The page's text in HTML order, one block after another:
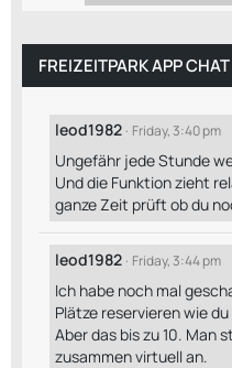
FREIZEITPARK APP
leod1982 Friday, 3:40 pm
Ungefähr jede Stunde
Und die Funktion zieht
ganze Zeit prüft ob du
leod1982 Friday, 3:44 pm
Ich habe noch mal
Plätze reservieren wie
Aber das bis zu 10. Man
zusammen virtuell an.